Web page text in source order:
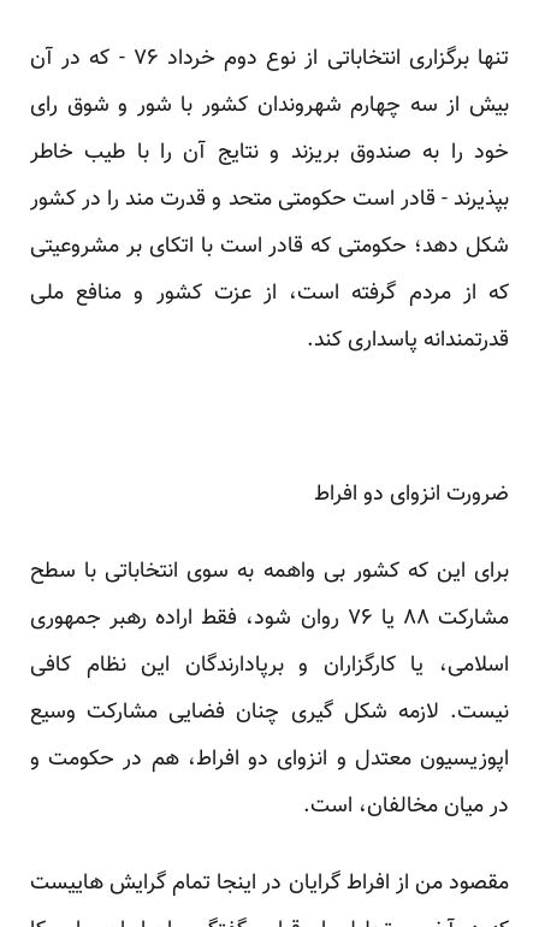
تنها برگزاری انتخاباتی از نوع دوم خرداد ۷۶ - که در آن
بیش از سه چهارم شهروندان کشور با شور و شوق رای
خود را به صندوق بریزند و نتایج آن را با طیب خاطر
بپذیرند - قادر است حکومتی متحد و قدرت مند را در کشور
شکل دهد؛ حکومتی که قادر است با اتکای بر مشروعیتی
که از مردم گرفته است، از عزت کشور و منافع ملی
قدرتمندانه پاسداری کند.
ضرورت انزوای دو افراط
برای این که کشور بی واهمه به سوی انتخاباتی با سطح
مشارکت ۸۸ یا ۷۶ روان شود، فقط اراده رهبر جمهوری
اسلامی، یا کارگزاران و برپادارندگان این نظام کافی
نیست. لازمه شکل گیری چنان فضایی مشارکت وسیع
اپوزیسیون معتدل و انزوای دو افراط، هم در حکومت و
در میان مخالفان، است.
مقصود من از افراط گرایان در اینجا تمام گرایش هاییست